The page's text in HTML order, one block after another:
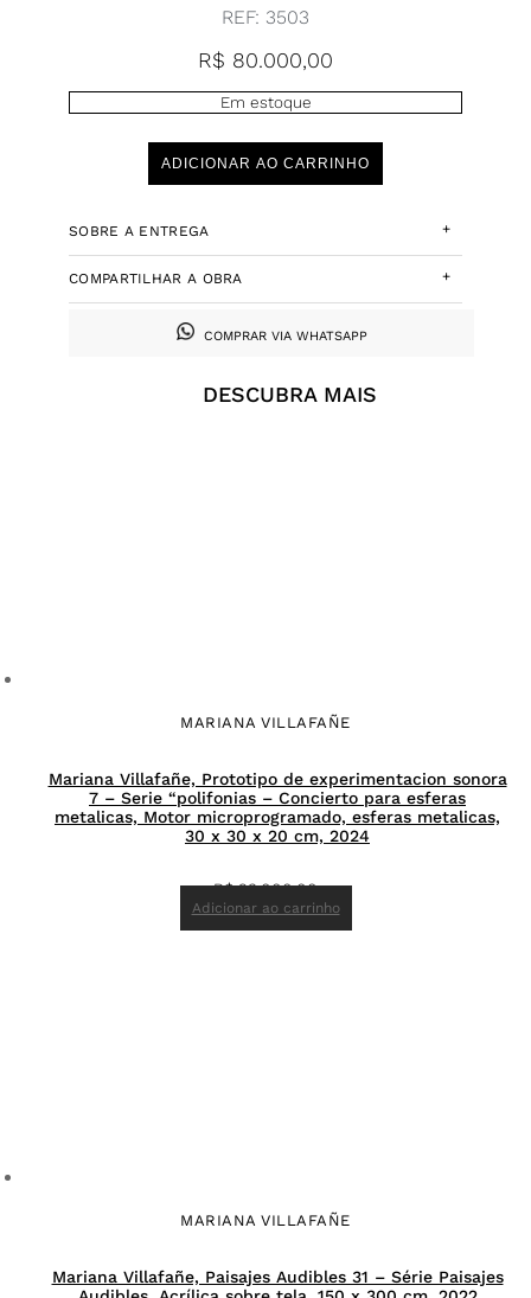
REF: 3503
R$ 80.000,00
Em estoque
ADICIONAR AO CARRINHO
SOBRE A ENTREGA +
COMPARTILHAR A OBRA +
COMPRAR VIA WHATSAPP
DESCUBRA MAIS
MARIANA VILLAFAÑE
Mariana Villafañe, Prototipo de experimentacion sonora
7 – Serie “polifonias – Concierto para esferas
metalicas, Motor microprogramado, esferas metalicas,
30 x 30 x 20 cm, 2024
R$23.000,00
Adicionar ao carrinho
MARIANA VILLAFAÑE
Mariana Villafañe, Paisajes Audibles 31 – Série Paisajes